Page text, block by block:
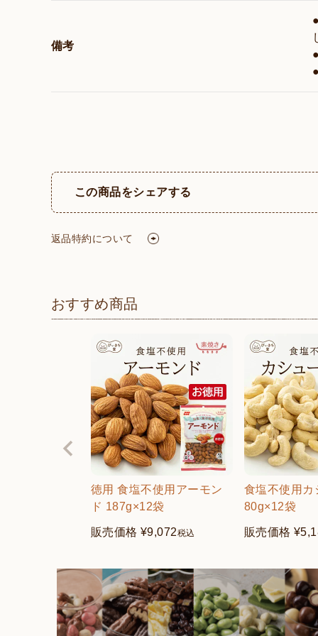
備考
この商品をシェアする
返品特約について
おすすめ商品
徳用 食塩不使用アーモン
ド 187g×12袋
販売価格 ¥9,072税込
食塩不使用カ
80g×12袋
販売価格 ¥